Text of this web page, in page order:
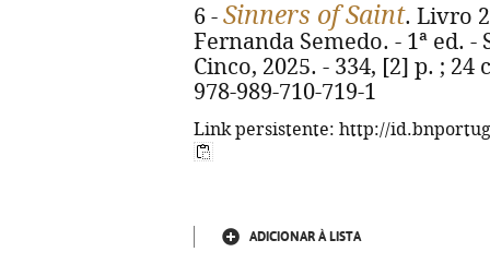
6 - Sinners of Saint. Livro
Fernanda Semedo. - 1ª ed. -
Cinco, 2025. - 334, [2] p. ;
978-989-710-719-1
Link persistente: http://
ADICIONAR À LISTA